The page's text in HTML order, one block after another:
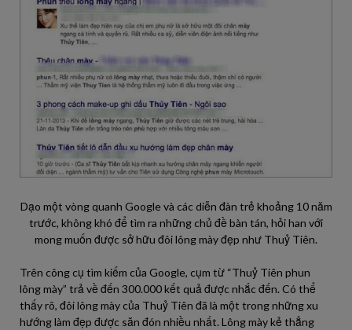
Dạo một vòng quanh Google và các diễn đàn trẻ khoảng 10 năm
trước, không khó để tìm ra những chủ đề bàn tán, hỏi han với
mong muốn được sở hữu đôi lông mày đẹp như Thuỷ Tiên.
Trên công cụ tìm kiếm của Google, cụm từ “Thuỷ Tiên phun
lông mày” trả về đến 300.000 kết quả được nhắc đến. Có thể
thấy rõ, đôi lông mày của Thuỷ Tiên đã là một trong những xu
hướng làm đẹp được săn đón nhiều nhất. Lông mày kẻ thẳng